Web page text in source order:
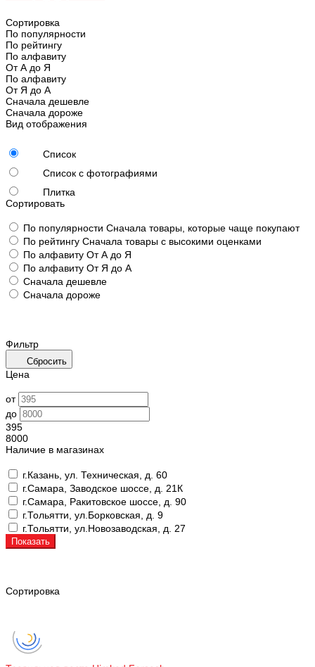
Сортировка
По популярности
По рейтингу
По алфавиту
От А до Я
По алфавиту
От Я до А
Сначала дешевле
Сначала дороже
Вид отображения
Список
Список с фотографиями
Плитка
Сортировать
По популярности Сначала товары, которые чаще покупают
По рейтингу Сначала товары с высокими оценками
По алфавиту От А до Я
По алфавиту От Я до А
Сначала дешевле
Сначала дороже
Фильтр
Сбросить
Цена
от
до
395
8000
Наличие в магазинах
г.Казань, ул. Техническая, д. 60
г.Самара, Заводское шоссе, д. 21К
г.Самара, Ракитовское шоссе, д. 90
г.Тольятти, ул.Борковская, д. 9
г.Тольятти, ул.Новозаводская, д. 27
Показать
Сортировка